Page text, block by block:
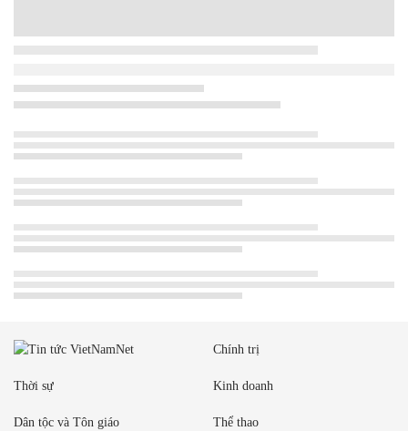
Chính trị
Thời sự Kinh doanh
Dân tộc và Tôn giáo Thể thao